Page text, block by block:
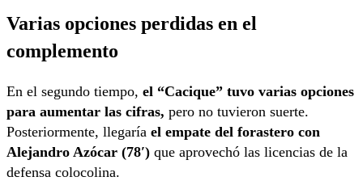
Varias opciones perdidas en el
complemento
En el segundo tiempo, el “Cacique” tuvo varias opciones
para aumentar las cifras, pero no tuvieron suerte.
Posteriormente, llegaría el empate del forastero con
Alejandro Azócar (78′) que aprovechó las licencias de la
defensa colocolina.